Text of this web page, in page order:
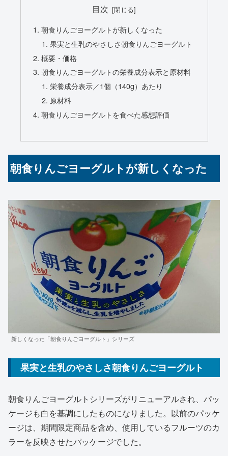
目次
朝食りんごヨーグルトが新しくなった
果実と生乳のやさしさ朝食りんごヨーグルト
概要・価格
朝食りんごヨーグルトの栄養成分表示と原材料
栄養成分表示／1個（140g）あたり
原材料
朝食りんごヨーグルトを食べた感想評価
朝食りんごヨーグルトが新しくなった
新しくなった「朝食りんごヨーグルト」シリーズ
果実と生乳のやさしさ朝食りんごヨーグルト
朝食りんごヨーグルトシリーズがリニューアルされ、パッ
ケージも白を基調にしたものになりました。以前のパッケ
ージは、期間限定商品を含め、使用しているフルーツのカ
ラーを反映させたパッケージでした。